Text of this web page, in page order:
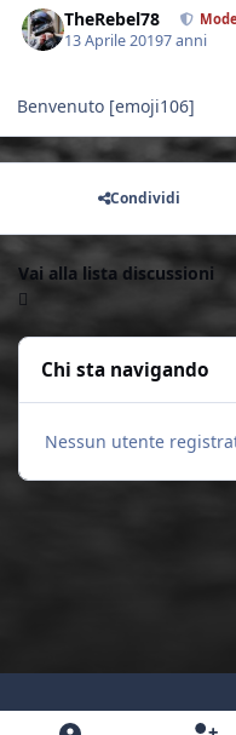
TheRebel78
13 Aprile 20197 anni
Benvenuto [emoji106]
Condividi
Vai alla lista discussioni
Chi sta navigando
Nessun utente